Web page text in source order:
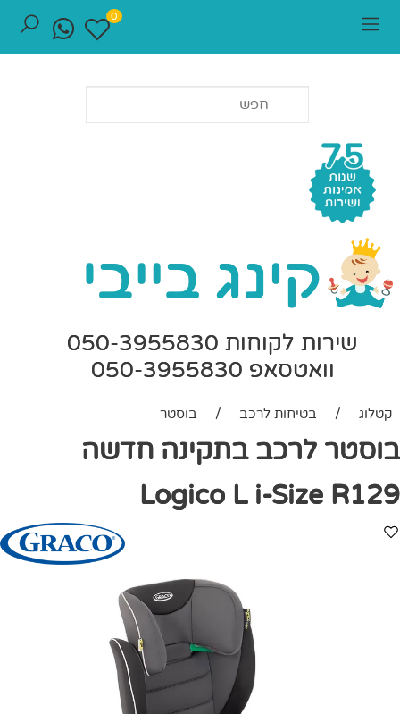
שירות לקוחות 050-3955830
וואטסאפ 050-3955830
0
קטלוג / בטיחות לרכב / בוסטר
בוסטר לרכב בתקינה חדשה
Logico L i-Size R129